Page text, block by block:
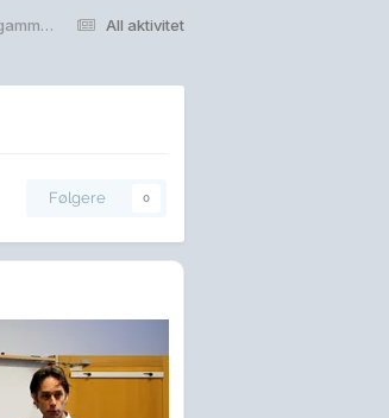
All aktivitet
Derfor kan overskrevne data hentes fra en gammel harddisk (Ekstra)
Følgere 0